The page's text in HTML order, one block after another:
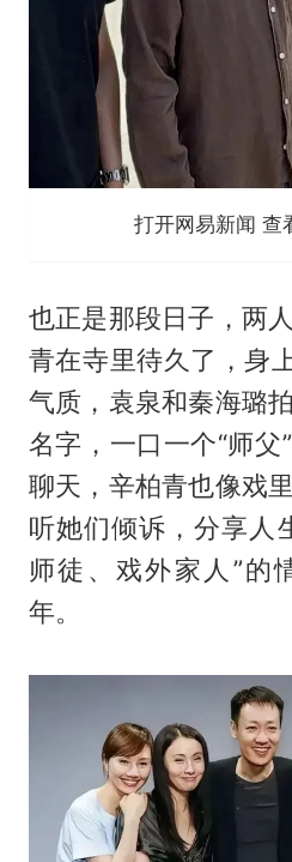
打开网易新闻 查
也正是那段日子，两
青在寺里待久了，身
气质，袁泉和秦海璐
名字，一口一个“师父
聊天，辛柏青也像戏
听她们倾诉，分享人
师徒、戏外家人”的
年。